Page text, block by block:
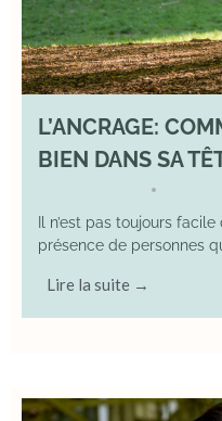
L’ANCRAGE:
BIEN DANS SA
•
Il n’est pas toujours
présence de personnes
Lire la suite →